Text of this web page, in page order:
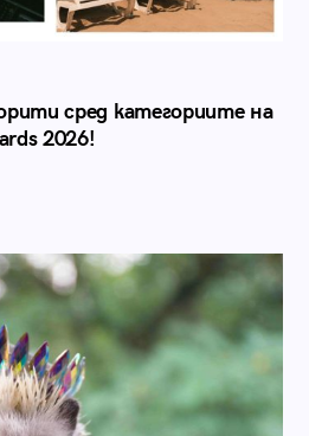
сред категориите на
2026!